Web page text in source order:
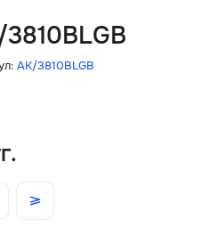
AK/3810BLGB
и оплата